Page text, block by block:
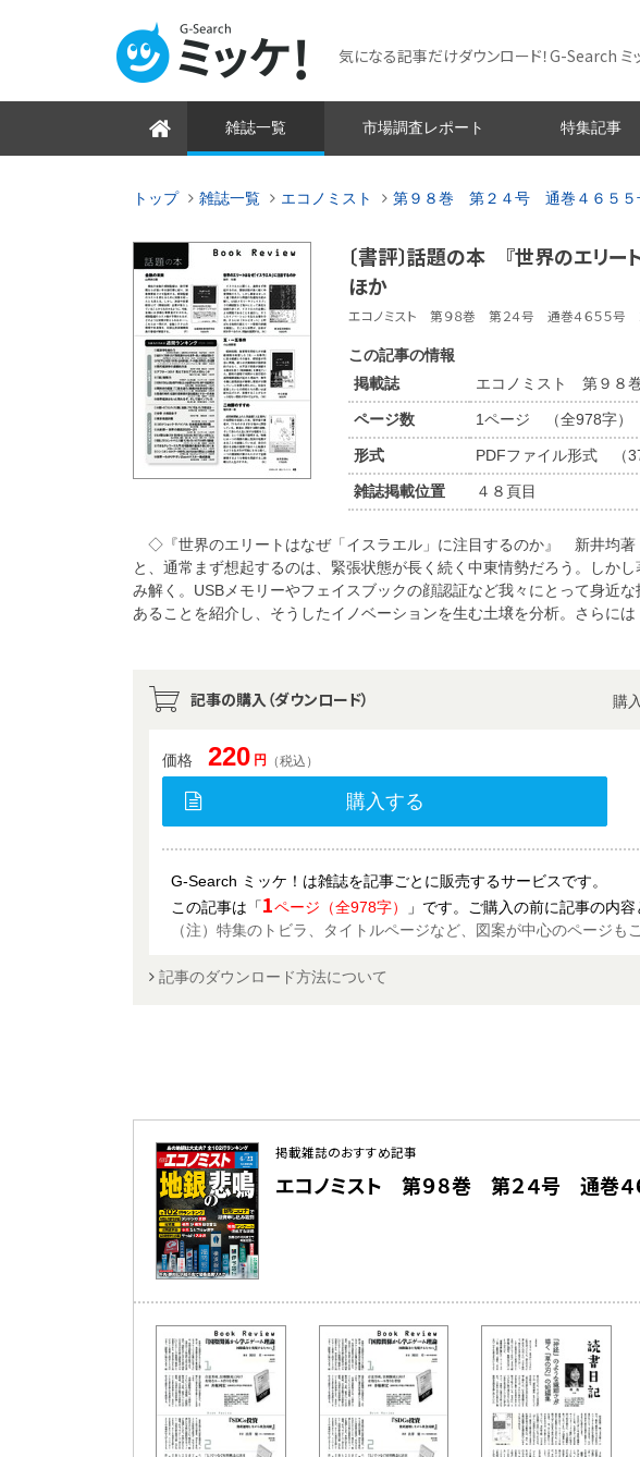
気になる記事だけダウンロード！G-Search ミ
雑誌一覧 市場調査レポート 特集記事
トップ 雑誌一覧 エコノミスト 第９８巻 第２４号 通巻４６５５
〔書評〕話題の本 『世界のエリー
ほか
エコノミスト 第９８巻 第２４号 通巻４６５５号
この記事の情報
掲載誌
エコノミスト 第９８
ページ数 1ページ （全978字）
形式 PDFファイル形式 （
雑誌掲載位置 ４８頁目
◇『世界のエリートはなぜ「イスラエル」に注目するのか』 新井均
と、通常まず想起するのは、緊張状態が長く続く中東情勢だろう。しか
み解く。USBメモリーやフェイスブックの顔認証など我々にとって身近
あることを紹介し、そうしたイノベーションを生む土壌を分析。さらには
記事の購入（ダウンロード） 購
価格 220 円 （税込）
購入する
G-Search ミッケ！は雑誌を記事ごとに販売するサービスです。
この記事は「1ページ（全978字）
」です。ご購入の前に記事の内
（注）特集のトビラ、タイトルページなど、図案が中心のページも
記事のダウンロード方法について
掲載雑誌のおすすめ記事
エコノミスト 第９８巻 第２４号 通巻４